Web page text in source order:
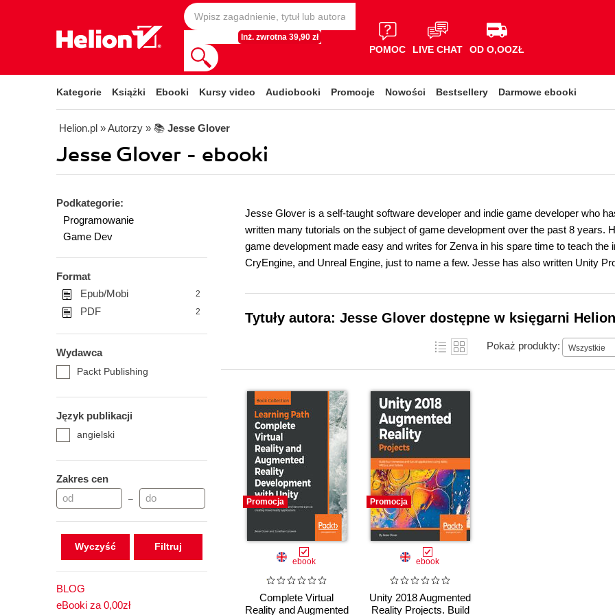
Inż. zwrotna 39,90 zł
POMOC LIVE CHAT OD O,OOZŁ
Kategorie Książki Ebooki Kursy video Audiobooki Promocje Nowości Bestsellery Darmowe ebooki
Helion.pl » Autorzy » 📚 Jesse Glover
Jesse Glover - ebooki
Podkategorie:
Programowanie
Game Dev
Format
Epub/Mobi
2
PDF 2
Wydawca
Packt Publishing
Język publikacji
angielski
Zakres cen
–
Wyczyść
BLOG
eBooki za 0,00zł
Jesse Glover is a self-taught software developer and indie game developer who
written many tutorials on the subject of game development over the past 8 years.
game development made easy and writes for Zenva in his spare time to teach the
CryEngine, and Unreal Engine, just to name a few. Jesse has also written Unity
Tytuły autora: Jesse Glover dostępne w księgarni Helion
Pokaż produkty: Wszystkie
Promocja
ebook
Complete Virtual
Reality and Augmented
Promocja
ebook
Unity 2018 Augmented
Reality Projects. Build